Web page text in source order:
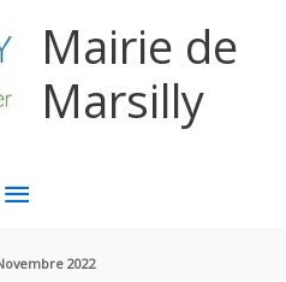
Mairie de
Marsilly
MENU
PRINCIPAL
2022